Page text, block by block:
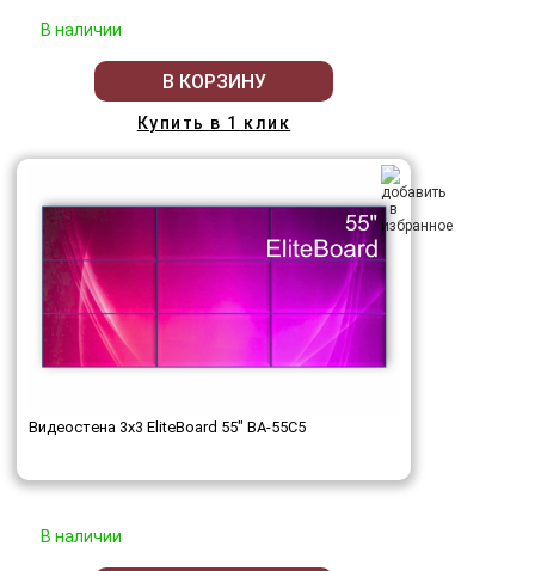
В наличии
В КОРЗИНУ
Купить в 1 клик
Видеостена 3x3 EliteBoard 55" BA-55C5
В наличии